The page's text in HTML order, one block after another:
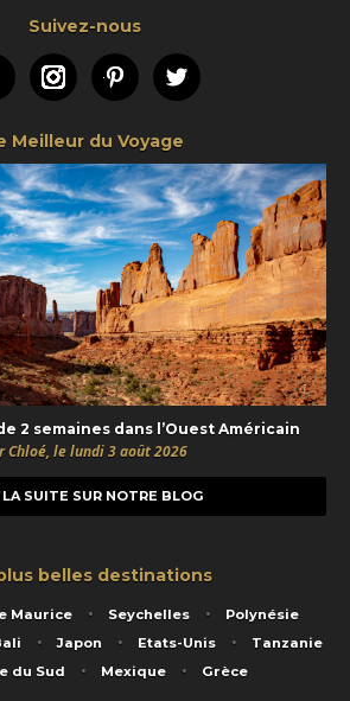
Suivez-nous
FacebookInstagramPinterestTwitter
Meilleur du Voyage
2 semaines dans l’Ouest Américain
Chloé, le lundi 3 août 2026
LA SUITE SUR NOTRE BLOG
belles destinations
Maurice Seychelles
Polynésie
Japon Etats-Unis
Tanzanie
du Sud
Mexique Grèce